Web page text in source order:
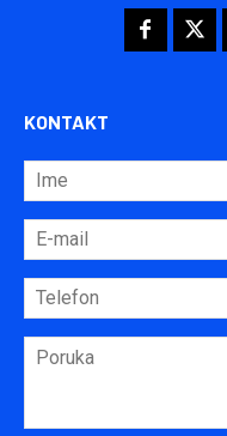
KONTAKT